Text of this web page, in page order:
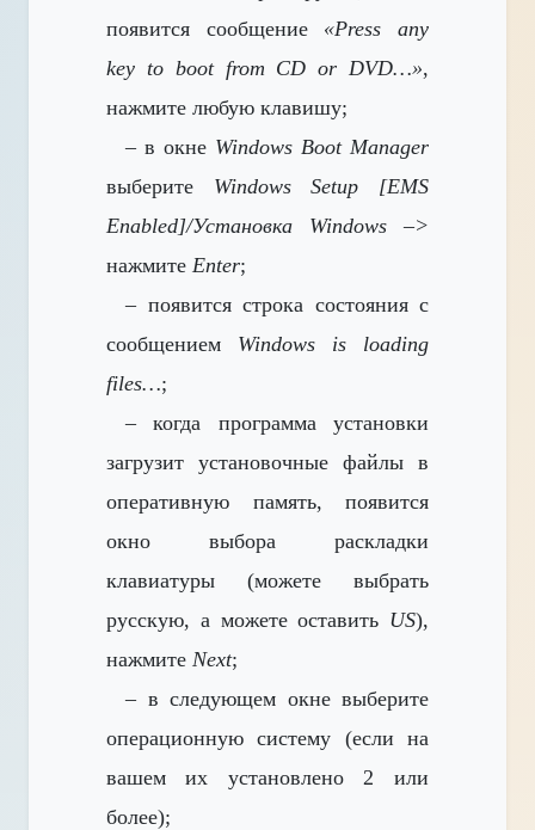
появится сообщение «Press any
key to boot from CD or DVD…»,
нажмите любую клавишу;
– в окне Windows Boot Manager
выберите Windows Setup [EMS
Enabled]/Установка Windows –>
нажмите Enter;
– появится строка состояния с
сообщением Windows is loading
files…;
– когда программа установки
загрузит установочные файлы в
оперативную память, появится
окно выбора раскладки
клавиатуры (можете выбрать
русскую, а можете оставить US),
нажмите Next;
– в следующем окне выберите
операционную систему (если на
вашем
их установлено 2 или
более);